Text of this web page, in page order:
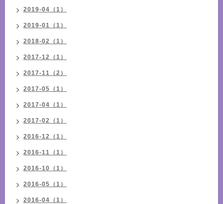
2019-04（1）
2019-01（1）
2018-02（1）
2017-12（1）
2017-11（2）
2017-05（1）
2017-04（1）
2017-02（1）
2016-12（1）
2016-11（1）
2016-10（1）
2016-05（1）
2016-04（1）